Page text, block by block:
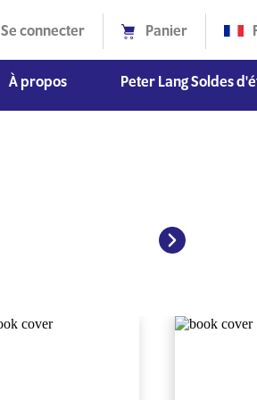
Se connecter Panier
À propos Peter Lang Soldes